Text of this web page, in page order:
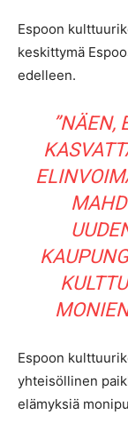
Espoon
keskittymä
edelleen.
”NÄEN,
Espoon
yhteisöllinen
elämyksiä